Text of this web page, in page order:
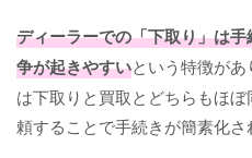
ディーラーでの「下取り」は
争が起きやすいという特徴が
は下取りと買取とどちらもほ
頼することで手続きが簡素化さ